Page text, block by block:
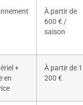
À partir de
600 € /
saison
+
en
À partir de 1
200 €